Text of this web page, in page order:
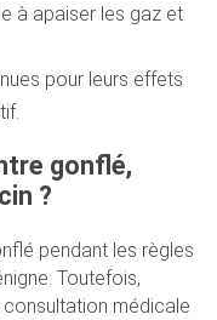
à apaiser les gaz et
pour leurs effets
gonflé,
?
pendant les règles
Toutefois,
médicale